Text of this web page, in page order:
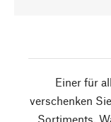
Einer für
verschenken
Sortiments.